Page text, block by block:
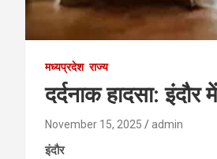
मध्यप्रदेश राज्य
दर्दनाक हादसा:
November 15, 2025 admin
इंदौर